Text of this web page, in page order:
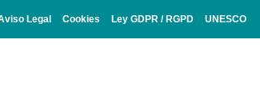
Legal Cookies Ley GDPR / RGPD UNESCO